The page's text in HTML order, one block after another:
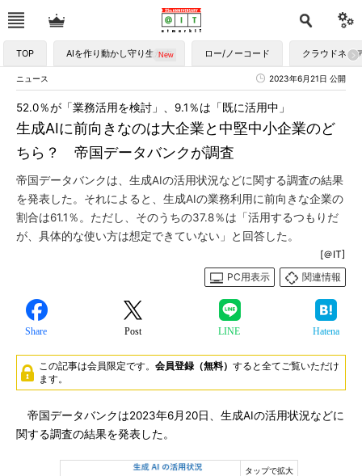
TOP AIを作り動かし守り生かす ロー/ノーコード クラウドネイ
ニュース 2023年6月21日 公開
生成AIに前向きなのは大企業と中堅中小企業のど
ちら？ 帝国データバンクが調査
52.0％が「業務活用を検討」、9.1％は「既に活用中」
帝国データバンクは、生成AIの活用状況などに関する調査の結果
を発表した。それによると、生成AIの業務利用に前向きな企業の
割合は61.1％。ただし、そのうちの37.8％は「活用するつもりだ
が、具体的な使い方は想定できていない」と回答した。
[＠IT]
PC用表示
関連情報
Share Post LINE Hatena
この記事は会員限定です。 会員登録（無料） すると全てご覧いただけ
ます。
帝国データバンクは2023年6月20日、生成AIの活用状況などに
関する調査の結果を発表した。